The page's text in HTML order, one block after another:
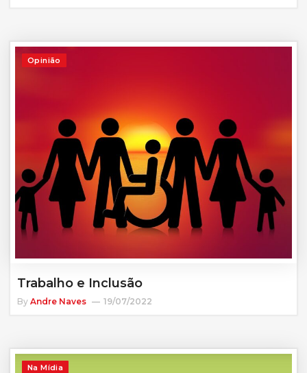
Opinião
Trabalho e Inclusão
By Andre Naves 19/07/2022
Na Mídia